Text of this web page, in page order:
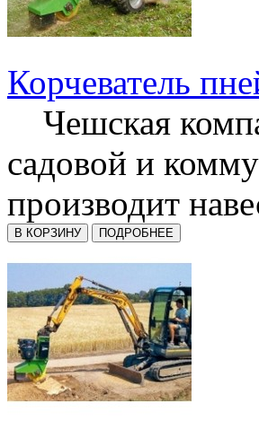
Корчеватель
Чешская
садовой и
производит